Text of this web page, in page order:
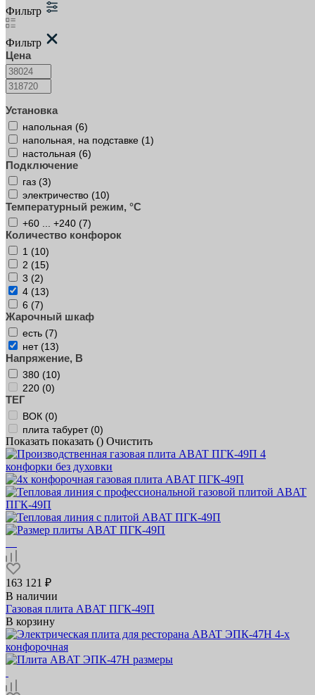
Фильтр
Фильтр
Цена
Установка
напольная (6)
напольная, на подставке (1)
настольная (6)
Подключение
газ (3)
электричество (10)
Температурный режим, °C
+60 ... +240 (7)
Количество конфорок
1 (10)
2 (15)
3 (2)
4 (13)
6 (7)
Жарочный шкаф
есть (7)
нет (13)
Напряжение, В
380 (10)
220 (0)
ТЕГ
ВОК (0)
плита табурет (0)
Показать показать () Очистить
163 121 ₽
В наличии
Газовая плита ABAT ПГК‑49П
В корзину